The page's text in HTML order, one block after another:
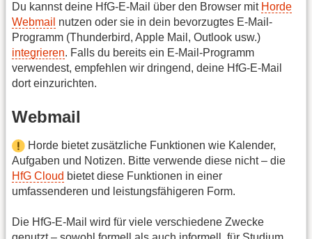
Du kannst deine HfG-E-Mail über den Browser mit Horde
Webmail nutzen oder sie in dein bevorzugtes E-Mail-
Programm (Thunderbird, Apple Mail, Outlook usw.)
integrieren. Falls du bereits ein E-Mail-Programm
verwendest, empfehlen wir dringend, deine HfG-E-Mail
dort einzurichten.
Webmail
Horde bietet zusätzliche Funktionen wie Kalender,
Aufgaben und Notizen. Bitte verwende diese nicht – die
HfG Cloud bietet diese Funktionen in einer
umfassenderen und leistungsfähigeren Form.
Die HfG-E-Mail wird für viele verschiedene Zwecke